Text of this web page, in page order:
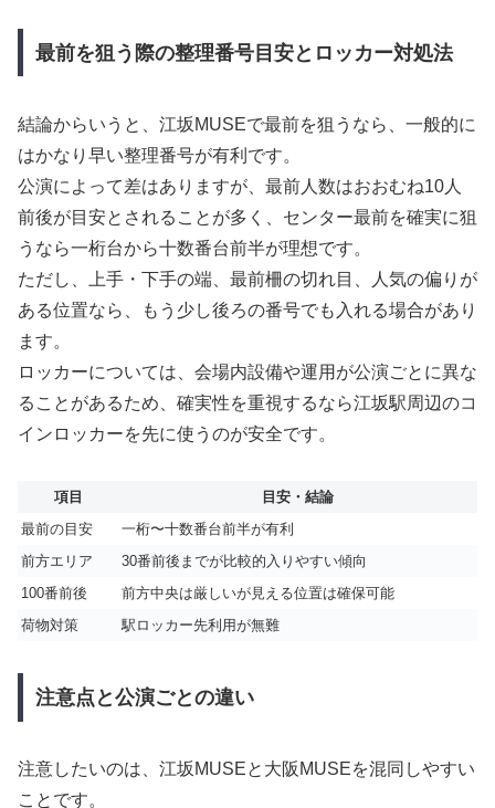
最前を狙う際の整理番号目安とロッカー対処法
結論からいうと、江坂MUSEで最前を狙うなら、一般的に
はかなり早い整理番号が有利です。
公演によって差はありますが、最前人数はおおむね10人
前後が目安とされることが多く、センター最前を確実に狙
うなら一桁台から十数番台前半が理想です。
ただし、上手・下手の端、最前柵の切れ目、人気の偏りが
ある位置なら、もう少し後ろの番号でも入れる場合があり
ます。
ロッカーについては、会場内設備や運用が公演ごとに異な
ることがあるため、確実性を重視するなら江坂駅周辺のコ
インロッカーを先に使うのが安全です。
項目
目安・結論
最前の目安
一桁〜十数番台前半が有利
前方エリア
30番前後までが比較的入りやすい傾向
100番前後
前方中央は厳しいが見える位置は確保可能
荷物対策
駅ロッカー先利用が無難
注意点と公演ごとの違い
注意したいのは、江坂MUSEと大阪MUSEを混同しやすい
ことです。